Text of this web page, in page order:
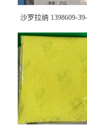
沙罗拉纳 1398609-